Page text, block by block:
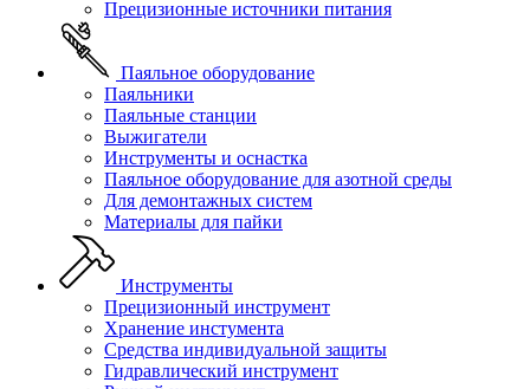
Прецизионные источники питания
Паяльное оборудование
Паяльники
Паяльные станции
Выжигатели
Инструменты и оснастка
Паяльное оборудование для азотной среды
Для демонтажных систем
Материалы для пайки
Инструменты
Прецизионный инструмент
Хранение инстумента
Средства индивидуальной защиты
Гидравлический инструмент